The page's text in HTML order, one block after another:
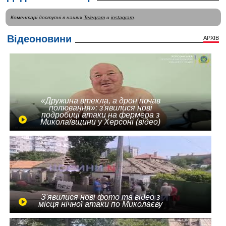
Коментарі доступні в наших Telegramи instagram.
Відеоновини АРХІВ
«Дружина втекла, а дрон почав
полювання»: з'явилися нові
подробиці атаки на фермера з
Миколаївщини у Херсоні (відео)
З'явилися нові фото та відео з
місця нічної атаки по Миколаєву